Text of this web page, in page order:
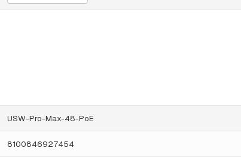
USW-Pro-Max-48-PoE
8100846927454